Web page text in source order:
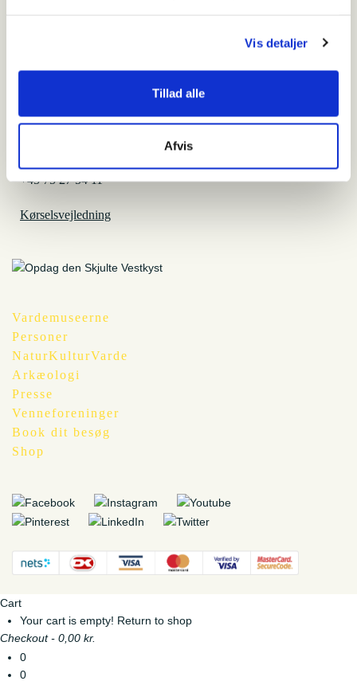
Vis detaljer
Tillad alle
Afvis
onsdag den 30. juli 2025 - 16:00-19:00
6857 Blåvand
+45 75 27 54 11
Kørselsvejledning
Vardemuseerne
Personer
NaturKulturVarde
Arkæologi
Presse
Venneforeninger
Book dit besøg
Shop
Cart
Your cart is empty! Return to shop
Checkout - 0,00 kr.
0
0